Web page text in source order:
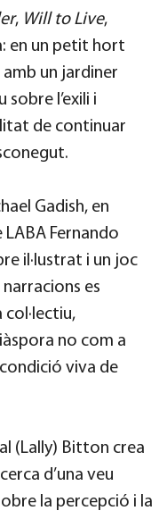
, Will to Live,
en un petit hort
un jardiner
l’exili i
de continuar
Gadish, en
Fernando
il·lustrat i un joc
es
no com a
viva de
(Lally) Bitton crea
d’una veu
la percepció i la